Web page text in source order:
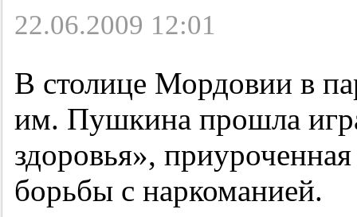
22.06.2009 12:01
В столице Мордовии в
им. Пушкина прошла
здоровья»,
борьбы с наркоманией.